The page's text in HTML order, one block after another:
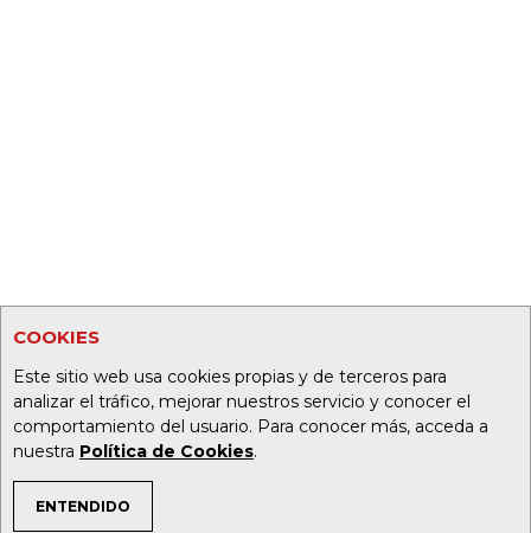
COOKIES
Este sitio web usa cookies propias y de terceros para
analizar el tráfico, mejorar nuestros servicio y conocer el
comportamiento del usuario. Para conocer más, acceda a
nuestra Política de Cookies.
ENTENDIDO
TEMAS DE INTERÉS